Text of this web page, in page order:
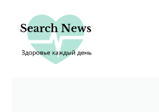
содержимому